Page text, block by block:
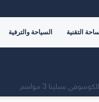
التقنية السياحة والترفية
الرياضي للمؤلف( خالد الدوس)